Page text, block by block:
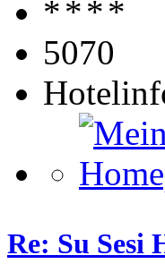
5070
Re: Su Sesi